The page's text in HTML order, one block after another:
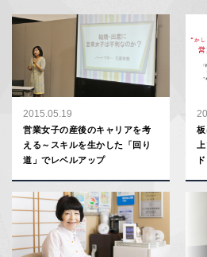
2015.05.19
営業女子の産後のキャリアを考
える～スキルを生かした「回り
道」でレベルアップ